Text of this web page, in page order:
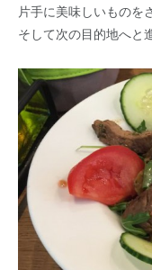
片手に美味しいものを
そして次の目的地へと